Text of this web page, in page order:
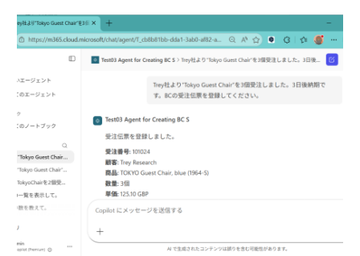
に
MS
製
品
の
タ
を
供